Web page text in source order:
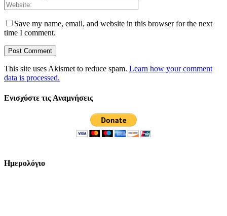
Save my name, email, and website in this browser for the next
time I comment.
This site uses Akismet to reduce spam. Learn how your comment
data is processed.
Ενισχύστε τις Αναμνήσεις
Ημερολόγιο